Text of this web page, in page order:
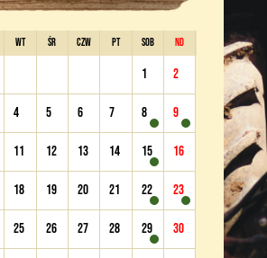
WT ŚR CZW PT SOB ND
1 2
4 5 6 7 8 9
11 12 13 14 15 16
18 19 20 21 22 23
25 26 27 28 29 30